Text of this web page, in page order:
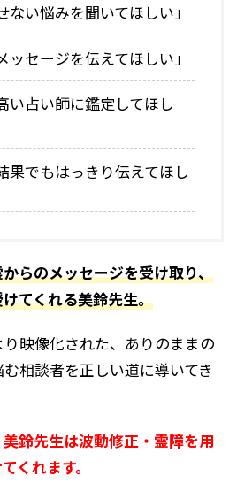
ない悩みを聞いてほしい」
ッセージを伝えてほしい」
い占い師に鑑定してほし
果でもはっきり伝えてほし
らのメッセージを受け取り、
てくれる美鈴先生。
映像化された、ありのままの
相談者を正しい道に導いてき
鈴先生は波動修正・霊障を用
くれます。